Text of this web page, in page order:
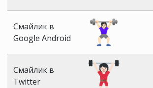
Смайлик в
Google Android
Смайлик в
Twitter